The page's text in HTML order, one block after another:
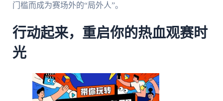
门槛而成为赛场外的“局外人”。
行动起来，重启你的热血观赛时
光